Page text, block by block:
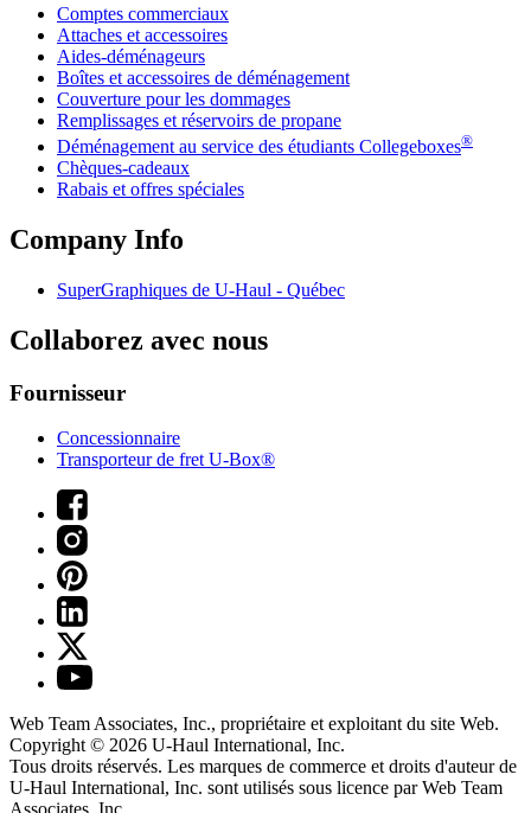
Comptes commerciaux
Attaches et accessoires
Aides-déménageurs
Boîtes et accessoires de déménagement
Couverture pour les dommages
Remplissages et réservoirs de propane
Déménagement au service des étudiants Collegeboxes®
Chèques-cadeaux
Rabais et offres spéciales
Company Info
SuperGraphiques de U-Haul - Québec
Collaborez avec nous
Fournisseur
Concessionnaire
Transporteur de fret U-Box®
Web Team Associates, Inc., propriétaire et exploitant du site Web.
Copyright © 2026 U-Haul International, Inc.
Tous droits réservés. Les marques de commerce et droits d'auteur de
U-Haul International, Inc. sont utilisés sous licence par Web Team